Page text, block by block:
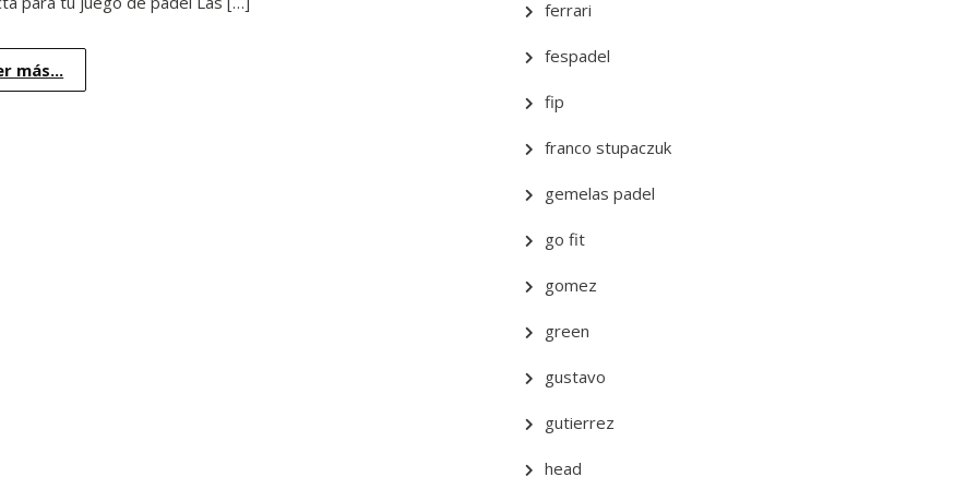
más...
ferrari
fespadel
fip
franco stupaczuk
gemelas padel
go fit
gomez
green
gustavo
gutierrez
head